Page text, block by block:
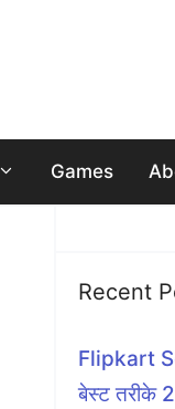
Games
Recent
Flipkart
बेस्ट तरीके